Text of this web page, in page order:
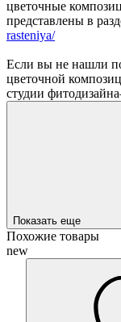
цветочные
представлены в
rasteniya/
Если вы не нашли
цветочной
студии
Показать еще
Похожие товары
new